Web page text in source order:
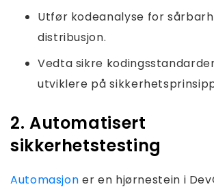
Utfør kodeanalyse for
distribusjon.
Vedta sikre
utviklere på
2. Automatisert
sikkerhetstesting
Automasjon er en hjørnestein i